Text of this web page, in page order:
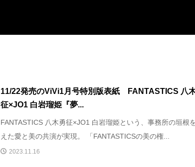
11/22発売のViVi1月号特別版表紙 FANTASTICS 八
征×JO1 白岩瑠姫『夢...
FANTASTICS 八木勇征×JO1 白岩瑠姫という、事務所の垣根
えた愛と美の共演が実現。 「FANTASTICSの美の権...
2023.11.16